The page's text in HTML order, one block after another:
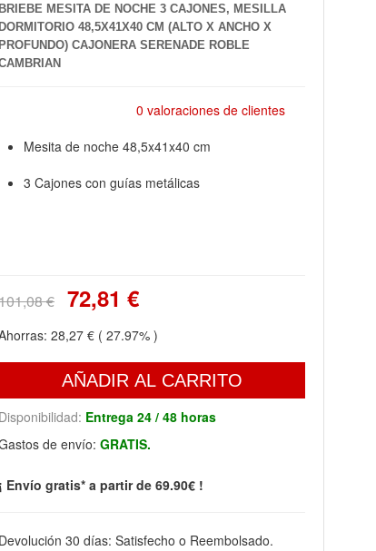
BRIEBE MESITA DE NOCHE 3 CAJONES, MESILLA
DORMITORIO 48,5X41X40 CM (ALTO X ANCHO X
PROFUNDO) CAJONERA SERENADE ROBLE
0 valoraciones de clientes
Mesita de noche 48,5x41x40 cm
3 Cajones con guías metálicas
€ 72,81 €
28,27 € ( 27.97% )
AÑADIR AL CARRITO
Disponibilidad: Entrega 24 / 48 horas
de envío: GRATIS.
¡ Envío gratis* a partir de 69.90€ !
Devolución 30 días: Satisfecho o Reembolsado.